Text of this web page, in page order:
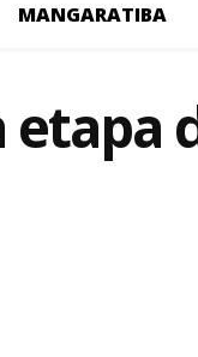
MANGARATIBA